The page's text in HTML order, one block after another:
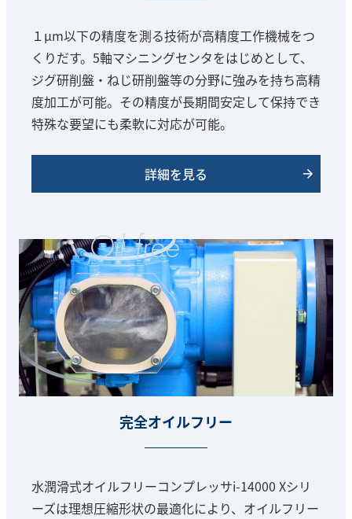
１μm以下の精度を測る技術が高精度工作機械をつ
くりだす。5軸マシニングセンタをはじめとして、
ジグ研削盤・ねじ研削盤等の分野に強みを持ち高精
度加工が可能。その精度が長期間安定して保持でき
特殊な要望にも柔軟に対応が可能。
詳細を見る
完全オイルフリー
水潤滑式オイルフリーコンプレッサi-14000 Xシリ
ーズは理想圧縮形状の最適化により、オイルフリー